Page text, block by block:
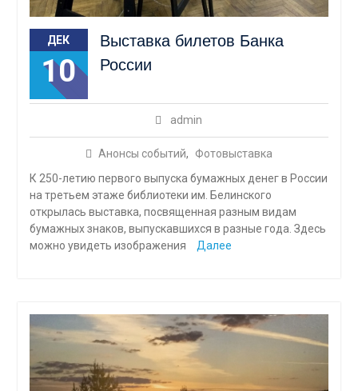
ДЕК
10
Выставка билетов Банка
России
admin
Анонсы событий,
Фотовыставка
К 250-летию первого выпуска бумажных денег в России
на третьем этаже библиотеки им. Белинского
открылась выставка, посвященная разным видам
бумажных знаков, выпускавшихся в разные года. Здесь
можно увидеть изображения
Далее